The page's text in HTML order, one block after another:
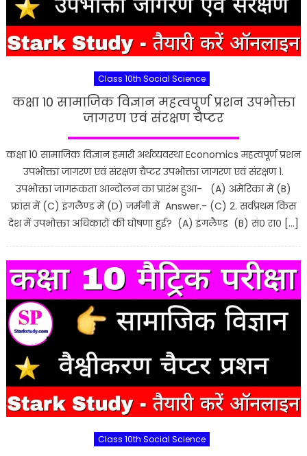
Class 10th Social Science
कक्षा 10 सामाजिक विज्ञान महत्वपूर्ण प्रशन उपभोक्ता
जागरण एवं संरक्षण चैप्टर
कक्षा 10 सामाजिक विज्ञान हमारी अर्थव्यवस्था Economics महत्वपूर्ण प्रशन
उपभोक्ता जागरण एवं संरक्षण चैप्टर उपभोक्ता जागरण एवं संरक्षण 1.
उपभोक्ता जागरूकता आन्दोलन का प्रारंभ हुआ- (A) अमेरिका में (B)
फ्रांस में (C) इंगलैण्ड में (D) जर्मनी में Answer.- (C) 2. सर्वप्रथम किस
देश में उपभोक्ता अधिकारों की घोषणा हुई? (A) इंगलैण्ड (B) सं० रा० […]
Class 10th Social Science